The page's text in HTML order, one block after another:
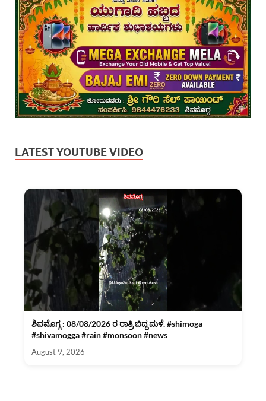
LATEST YOUTUBE VIDEO
ಶಿವಮೊಗ್ಗ : 08/08/2026 ರ ರಾತ್ರಿ ಬಿದ್ದ ಮಳೆ. #shimoga
#shivamogga #rain #monsoon #news
August 9, 2026